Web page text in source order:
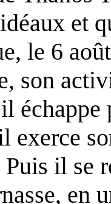
et
le 6
son
échappe
exerce
il se
en